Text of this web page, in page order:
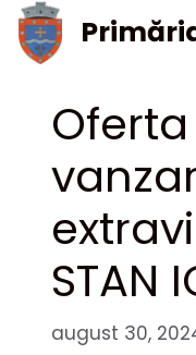
Sari
conținut
STAN
august 30,